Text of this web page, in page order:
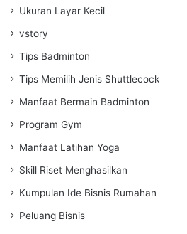
Ukuran Layar Kecil
vstory
Tips Badminton
Tips Memilih Jenis Shuttlecock
Manfaat Bermain Badminton
Program Gym
Manfaat Latihan Yoga
Skill Riset Menghasilkan
Kumpulan Ide Bisnis Rumahan
Peluang Bisnis